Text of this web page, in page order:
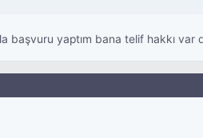
başvuru yaptım bana telif hakkı var